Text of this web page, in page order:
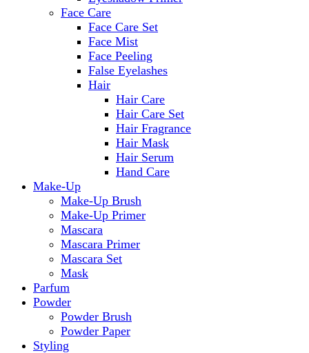
Face Care
Face Care Set
Face Mist
Face Peeling
False Eyelashes
Hair
Hair Care
Hair Care Set
Hair Fragrance
Hair Mask
Hair Serum
Hand Care
Make-Up
Make-Up Brush
Make-Up Primer
Mascara
Mascara Primer
Mascara Set
Mask
Parfum
Powder
Powder Brush
Powder Paper
Styling